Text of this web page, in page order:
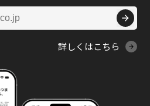
詳しくはこちら